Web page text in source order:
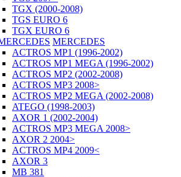
TGX (2000-2008)
TGS EURO 6
TGX EURO 6
MERCEDES
ACTROS MP1 (1996-2002)
ACTROS MP1 MEGA (1996-2002)
ACTROS MP2 (2002-2008)
ACTROS MP3 2008>
ACTROS MP2 MEGA (2002-2008)
ATEGO (1998-2003)
AXOR 1 (2002-2004)
ACTROS MP3 MEGA 2008>
AXOR 2 2004>
ACTROS MP4 2009<
AXOR 3
MB 381